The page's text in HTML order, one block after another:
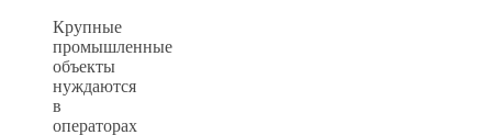
Крупные
промышленные
объекты
нуждаются
в
операторах